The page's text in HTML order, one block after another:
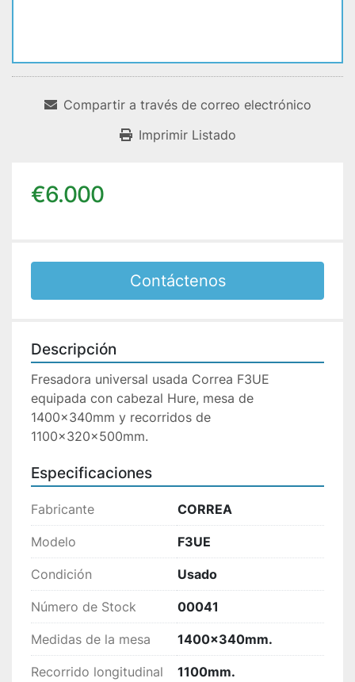
Compartir a través de correo electrónico
Imprimir Listado
€6.000
Contáctenos
Descripción
Fresadora universal usada Correa F3UE
equipada con cabezal Hure, mesa de
1400x340mm y recorridos de
1100x320x500mm.
Especificaciones
Fabricante CORREA
Modelo F3UE
Condición Usado
Número de Stock 00041
Medidas de la mesa 1400x340mm.
Recorrido longitudinal 1100mm.